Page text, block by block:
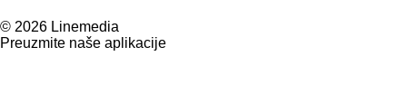
© 2026 Linemedia
Preuzmite naše aplikacije